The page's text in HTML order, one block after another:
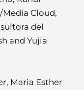
Cloud,
del
and Yujia
Maria Esther